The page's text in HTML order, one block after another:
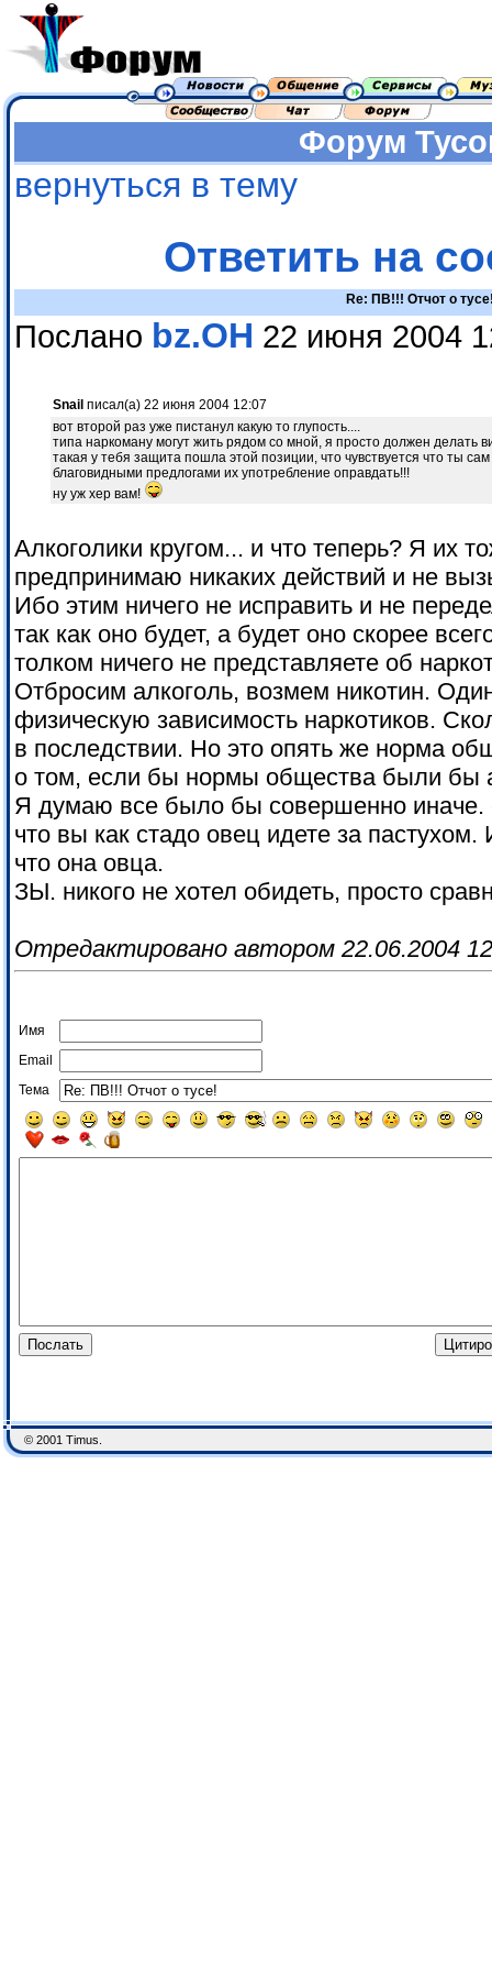
Форум
вернуться в тему
Ответить на
Re: ПВ!!! Отчот о
Послано bz.OH 22 июня 2004
Snail писал(а) 22 июня 2004 12:07
вот второй раз уже пистанул какую то глупость....
типа наркоману могут жить рядом со мной, я просто должен делать
такая у тебя защита пошла этой позиции, что чувствуется что ты
благовидными предлогами их употребление оправдать!!!
ну уж хер вам!
Алкоголики кругом... и что теперь? Я их
предпринимаю никаких действий и не
Ибо этим ничего не исправить и не
так как оно будет, а будет оно скорее
толком ничего не представляете об
Отбросим алкоголь, возмем никотин.
физическую зависимость наркотиков.
в последствии. Но это опять же норма
о том, если бы нормы общества были бы
Я думаю все было бы совершенно иначе.
что вы как стадо овец идете за
что она овца.
ЗЫ. никого не хотел обидеть, просто
Отредактировано автором 22.06.2004
Имя
Email
Тема
© 2001 Timus.